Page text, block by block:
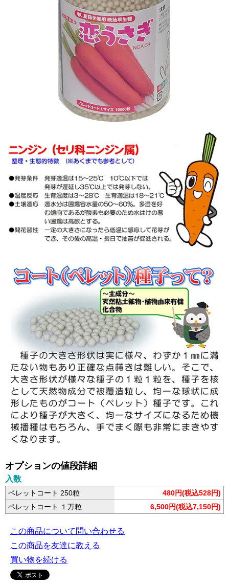
オプションの値段詳細
入数
ペレットコート 250粒
480円(税込528円)
ペレットコート １万粒
6,500円(税込7,150円)
この商品について問い合わせる
この商品を友達に教える
買い物を続ける